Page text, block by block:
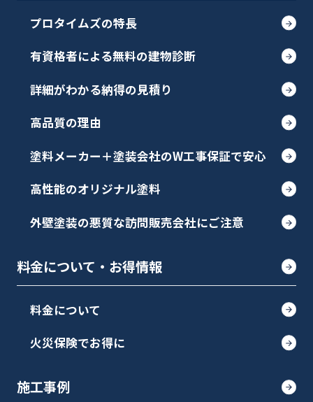
プロタイムズの特長
有資格者による無料の建物診断
詳細がわかる納得の見積り
高品質の理由
塗料メーカー＋塗装会社のW工事保証で安心
高性能のオリジナル塗料
外壁塗装の悪質な訪問販売会社にご注意
料金について・お得情報
料金について
火災保険でお得に
施工事例